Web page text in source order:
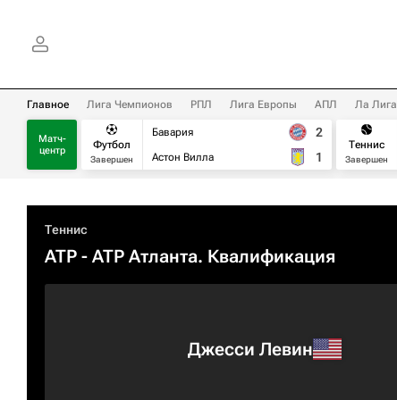
Главное Лига Чемпионов РПЛ Лига Европы АПЛ Ла Лига
Матч-
центр
Футбол
Завершен
Бавария
Астон Вилла
2
1
Теннис
Завершен
Теннис
ATP - ATP Атланта. Квалификация
Джесси Левин